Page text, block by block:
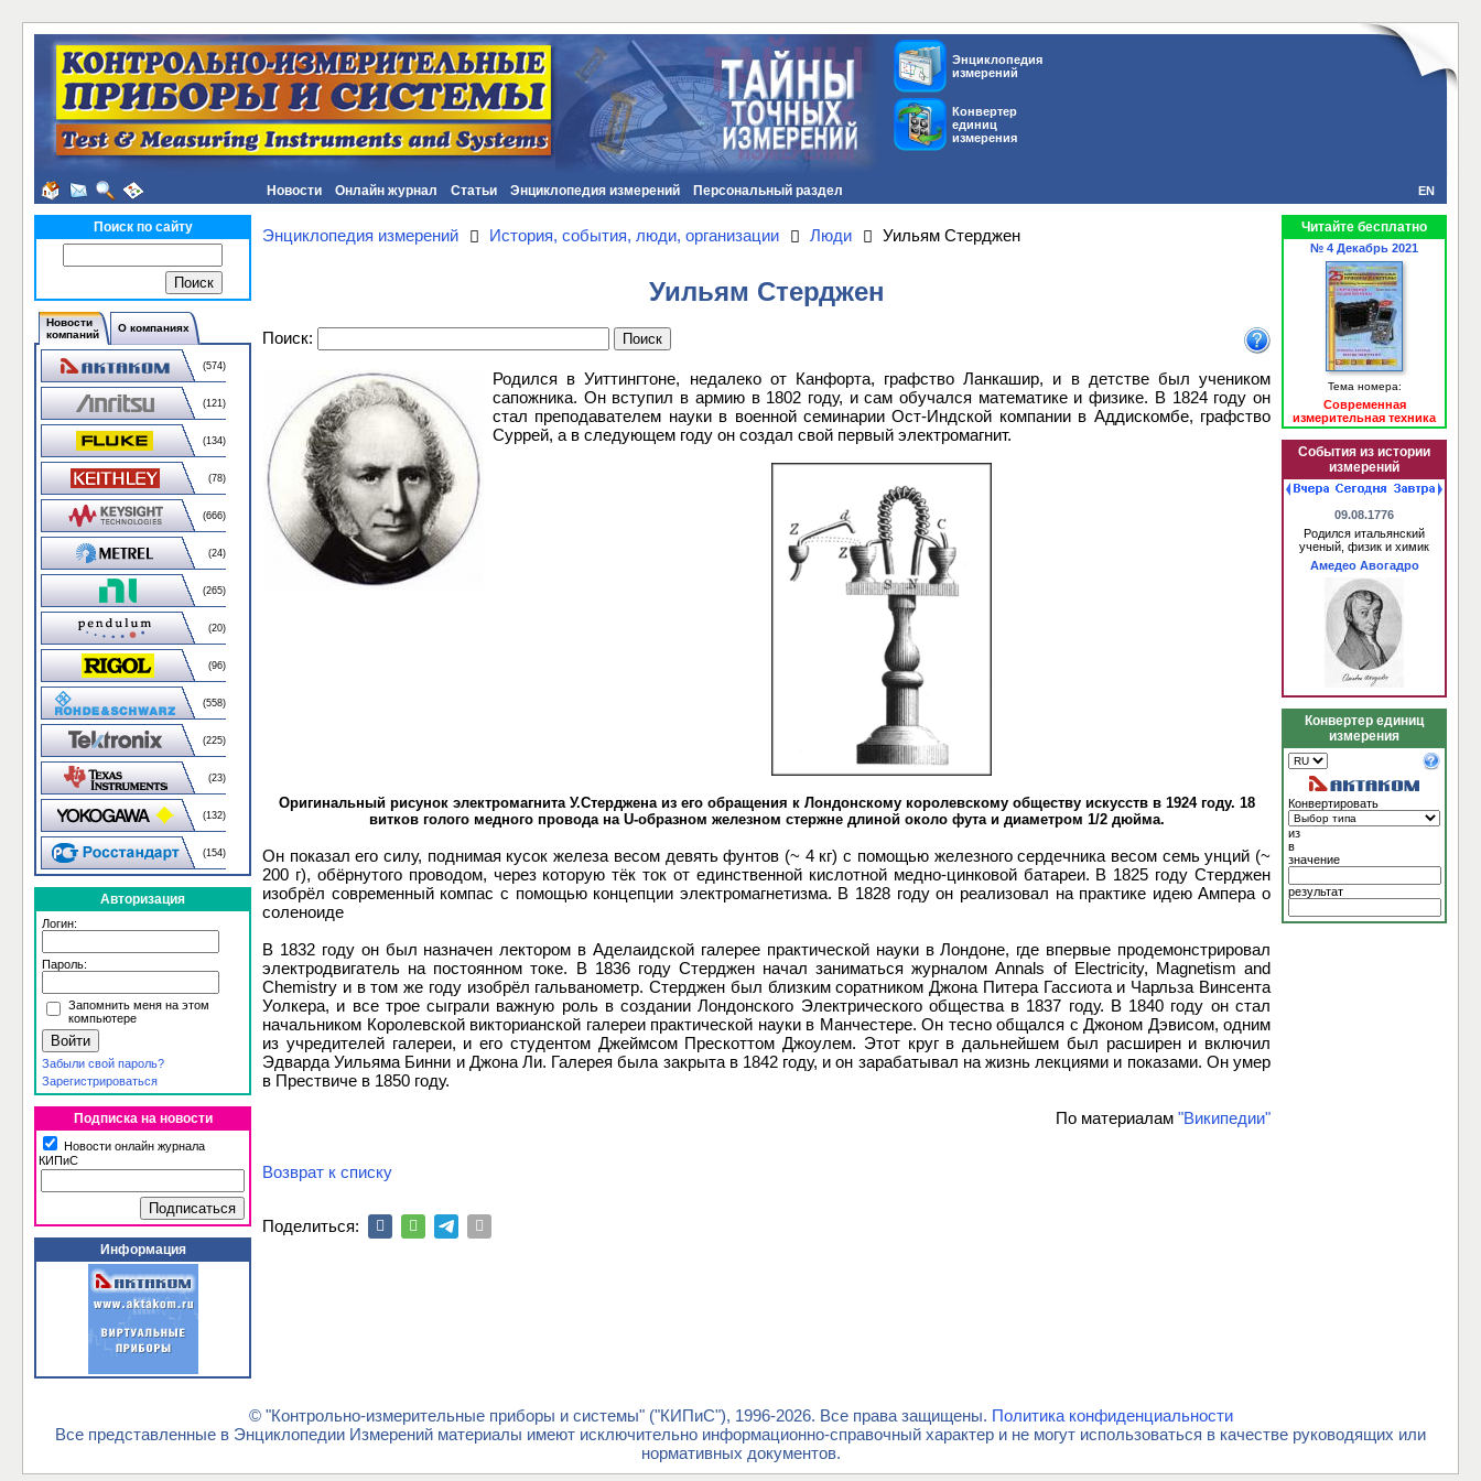
Энциклопедия
измерений
Конвертер
единиц
измерения
Новости Онлайн журнал Статьи Энциклопедия измерений Персональный раздел EN
Поиск по сайту
Новости
компаний
О компаниях
(574)
(121)
(134)
(78)
(666)
(24)
(265)
(20)
(96)
(558)
(225)
(23)
(132)
(154)
Авторизация
Логин:
Пароль:
Запомнить меня на этом
компьютере
Забыли свой пароль?
Зарегистрироваться
Подписка на новости
Новости онлайн журнала
КИПиС
Информация
Энциклопедия измерений История, события, люди, организации Люди Уильям Стерджен
Уильям Стерджен
Поиск:
Родился в Уиттингтоне, недалеко от Канфорта, графство Ланкашир, и в детстве был учеником
сапожника. Он вступил в армию в 1802 году, и сам обучался математике и физике. В 1824 году он
стал преподавателем науки в военной семинарии Ост-Индской компании в Аддискомбе, графство
Суррей, а в следующем году он создал свой первый электромагнит.
Оригинальный рисунок электромагнита У.Стерджена из его обращения к Лондонскому королевскому обществу искусств в 1924 году. 18
витков голого медного провода на U-образном железном стержне длиной около фута и диаметром 1/2 дюйма.
Он показал его силу, поднимая кусок железа весом девять фунтов (~ 4 кг) с помощью железного сердечника весом семь унций (~
200 г), обёрнутого проводом, через которую тёк ток от единственной кислотной медно-цинковой батареи. В 1825 году Стерджен
изобрёл современный компас с помощью концепции электромагнетизма. В 1828 году он реализовал на практике идею Ампера о
соленоиде
В 1832 году он был назначен лектором в Аделаидской галерее практической науки в Лондоне, где впервые продемонстрировал
электродвигатель на постоянном токе. В 1836 году Стерджен начал заниматься журналом Annals of Electricity, Magnetism and
Chemistry и в том же году изобрёл гальванометр. Стерджен был близким соратником Джона Питера Гассиота и Чарльза Винсента
Уолкера, и все трое сыграли важную роль в создании Лондонского Электрического общества в 1837 году. В 1840 году он стал
начальником Королевской викторианской галереи практической науки в Манчестере. Он тесно общался с Джоном Дэвисом, одним
из учредителей галереи, и его студентом Джеймсом Прескоттом Джоулем. Этот круг в дальнейшем был расширен и включил
Эдварда Уильяма Бинни и Джона Ли. Галерея была закрыта в 1842 году, и он зарабатывал на жизнь лекциями и показами. Он умер
в Прествиче в 1850 году.
По материалам "Википедии"
Возврат к списку
Поделиться:
Читайте бесплатно
№ 4 Декабрь 2021
Тема номера:
Современная
измерительная техника
События из истории
измерений
09.08.1776
Родился итальянский
ученый, физик и химик
Амедео Авогадро
Конвертер единиц
измерения
Конвертировать
из
в
значение
результат
© "Контрольно-измерительные приборы и системы" ("КИПиС"), 1996-2026. Все права защищены. Политика конфиденциальности
Все представленные в Энциклопедии Измерений материалы имеют исключительно информационно-справочный характер и не могут использоваться в качестве руководящих или
нормативных документов.